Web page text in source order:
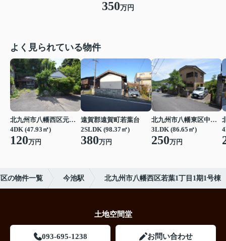
350万円
よく見られている物件
北九州市八幡西区元城町
4DK (47.93㎡)
120万円
遠賀郡遠賀町若葉台
2SLDK (98.37㎡)
380万円
北九州市八幡東区中尾３丁目
3LDK (86.65㎡)
250万円
の物件一覧 今池駅 北九州市八幡西区若葉1丁目1期1号棟
土地空間堂
093-695-1238 お問い合わせ